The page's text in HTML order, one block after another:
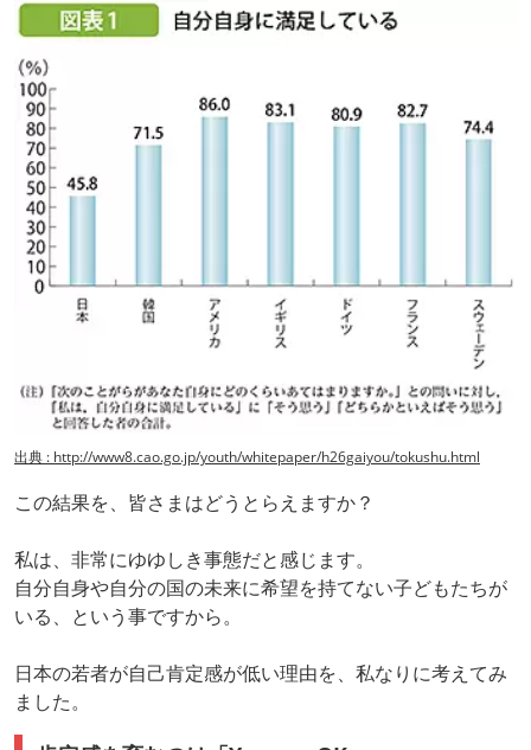
出典 : http://www8.cao.go.jp/youth/whitepaper/h26gaiyou/tokushu.html
この結果を、皆さまはどうとらえますか？
私は、非常にゆゆしき事態だと感じます。
自分自身や自分の国の未来に希望を持てない子どもたちが
いる、という事ですから。
日本の若者が自己肯定感が低い理由を、私なりに考えてみ
ました。